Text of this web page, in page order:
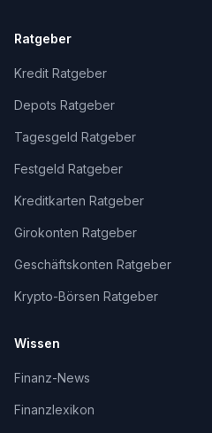
Ratgeber
Kredit Ratgeber
Depots Ratgeber
Tagesgeld Ratgeber
Festgeld Ratgeber
Kreditkarten Ratgeber
Girokonten Ratgeber
Geschäftskonten Ratgeber
Krypto-Börsen Ratgeber
Wissen
Finanz-News
Finanzlexikon